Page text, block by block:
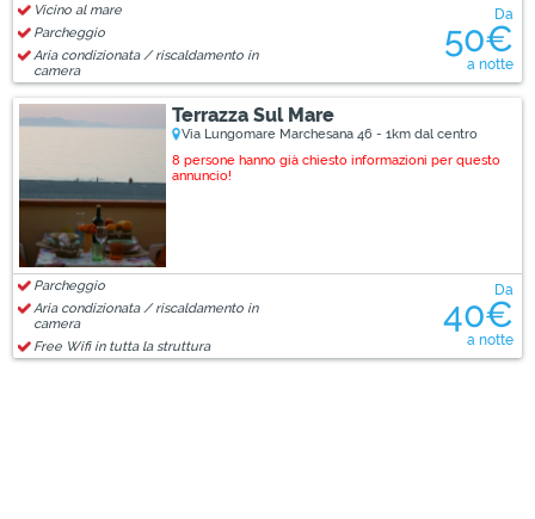
Da
50€
a notte
Vicino al mare
Parcheggio
Aria condizionata / riscaldamento in
camera
Terrazza Sul Mare
Via Lungomare Marchesana 46 - 1km dal centro
8 persone hanno già chiesto informazioni per questo
annuncio!
Da
40€
a notte
Parcheggio
Aria condizionata / riscaldamento in
camera
Free Wifi in tutta la struttura